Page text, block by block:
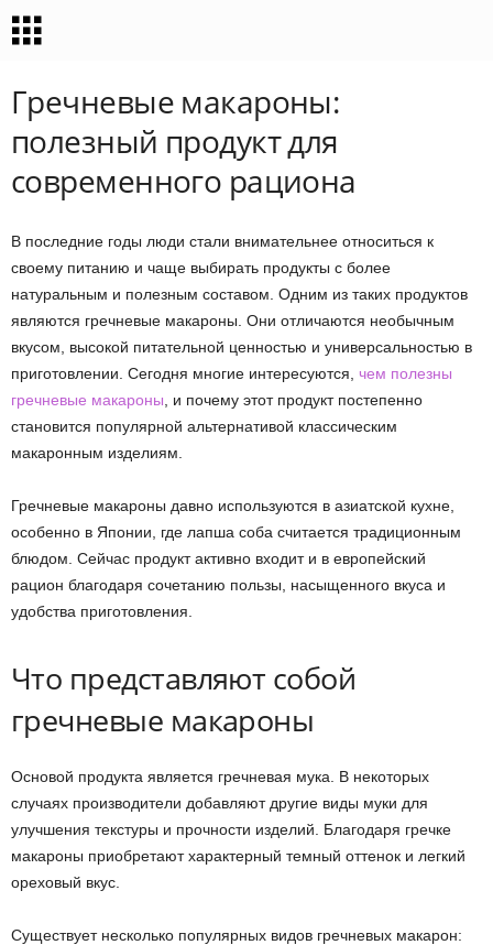
Гречневые макароны:
полезный продукт для
современного рациона
В последние годы люди стали внимательнее относиться к
своему питанию и чаще выбирать продукты с более
натуральным и полезным составом. Одним из таких продуктов
являются гречневые макароны. Они отличаются необычным
вкусом, высокой питательной ценностью и универсальностью в
приготовлении. Сегодня многие интересуются, чем полезны
гречневые макароны , и почему этот продукт постепенно
становится популярной альтернативой классическим
макаронным изделиям.
Гречневые макароны давно используются в азиатской кухне,
особенно в Японии, где лапша соба считается традиционным
блюдом. Сейчас продукт активно входит и в европейский
рацион благодаря сочетанию пользы, насыщенного вкуса и
удобства приготовления.
Что представляют собой
гречневые макароны
Основой продукта является гречневая мука. В некоторых
случаях производители добавляют другие виды муки для
улучшения текстуры и прочности изделий. Благодаря гречке
макароны приобретают характерный темный оттенок и легкий
ореховый вкус.
Существует несколько популярных видов гречневых макарон: